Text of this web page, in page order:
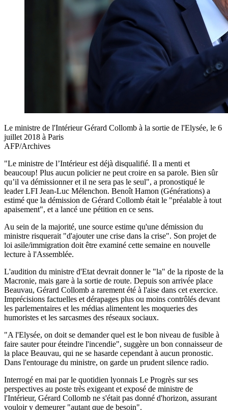
Le ministre de l'Intérieur Gérard Collomb à la sortie de l'Elysée, le 6
juillet 2018 à Paris
AFP/Archives
"Le ministre de l’Intérieur est déjà disqualifié. Il a menti et
beaucoup! Plus aucun policier ne peut croire en sa parole. Bien sûr
qu’il va démissionner et il ne sera pas le seul", a pronostiqué le
leader LFI Jean-Luc Mélenchon. Benoît Hamon (Générations) a
estimé que la démission de Gérard Collomb était le "préalable à tout
apaisement", et a lancé une pétition en ce sens.
Au sein de la majorité, une source estime qu'une démission du
ministre risquerait "d'ajouter une crise dans la crise". Son projet de
loi asile/immigration doit être examiné cette semaine en nouvelle
lecture à l'Assemblée.
L'audition du ministre d'Etat devrait donner le "la" de la riposte de la
Macronie, mais gare à la sortie de route. Depuis son arrivée place
Beauvau, Gérard Collomb a rarement été à l'aise dans cet exercice.
Imprécisions factuelles et dérapages plus ou moins contrôlés devant
les parlementaires et les médias alimentent les moqueries des
humoristes et les sarcasmes des réseaux sociaux.
"A l'Elysée, on doit se demander quel est le bon niveau de fusible à
faire sauter pour éteindre l'incendie", suggère un bon connaisseur de
la place Beauvau, qui ne se hasarde cependant à aucun pronostic.
Dans l'entourage du ministre, on garde un prudent silence radio.
Interrogé en mai par le quotidien lyonnais Le Progrès sur ses
perspectives au poste très exigeant et exposé de ministre de
l'Intérieur, Gérard Collomb ne s'était pas donné d'horizon, assurant
vouloir y demeurer "autant que de besoin".